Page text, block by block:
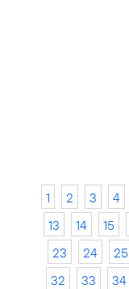
1 2 3 4
13
14 15
23
24 25
32
33 34